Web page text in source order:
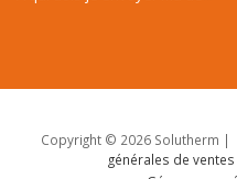
Copyright © 2026 Solutherm |
générales de ventes